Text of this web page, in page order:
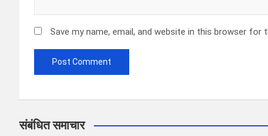
Save my name, email, and website in this browser for
संबंधित समाचार